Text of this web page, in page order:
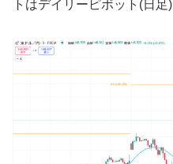
トはデイリーピボット (日足)